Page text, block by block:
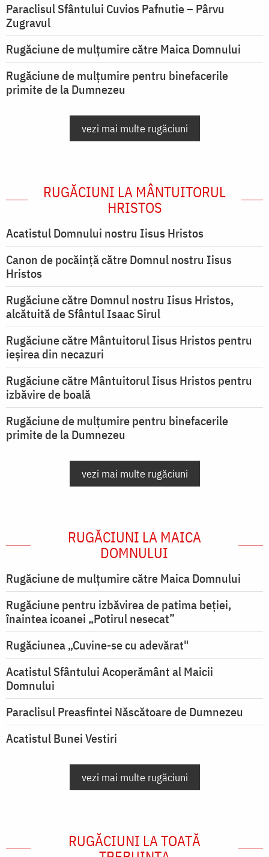
Paraclisul Sfântului Cuvios Pafnutie – Pârvu
Zugravul
Rugăciune de mulţumire către Maica Domnului
Rugăciune de mulțumire pentru binefacerile
primite de la Dumnezeu
vezi mai multe rugăciuni
RUGĂCIUNI LA MÂNTUITORUL
HRISTOS
Acatistul Domnului nostru Iisus Hristos
Canon de pocăință către Domnul nostru Iisus
Hristos
Rugăciune către Domnul nostru Iisus Hristos,
alcătuită de Sfântul Isaac Sirul
Rugăciune către Mântuitorul Iisus Hristos pentru
ieşirea din necazuri
Rugăciune către Mântuitorul Iisus Hristos pentru
izbăvire de boală
Rugăciune de mulțumire pentru binefacerile
primite de la Dumnezeu
vezi mai multe rugăciuni
RUGĂCIUNI LA MAICA
DOMNULUI
Rugăciune de mulţumire către Maica Domnului
Rugăciune pentru izbăvirea de patima beției,
înaintea icoanei „Potirul nesecat”
Rugăciunea „Cuvine-se cu adevărat"
Acatistul Sfântului Acoperământ al Maicii
Domnului
Paraclisul Preasfintei Născătoare de Dumnezeu
Acatistul Bunei Vestiri
vezi mai multe rugăciuni
RUGĂCIUNI LA TOATĂ